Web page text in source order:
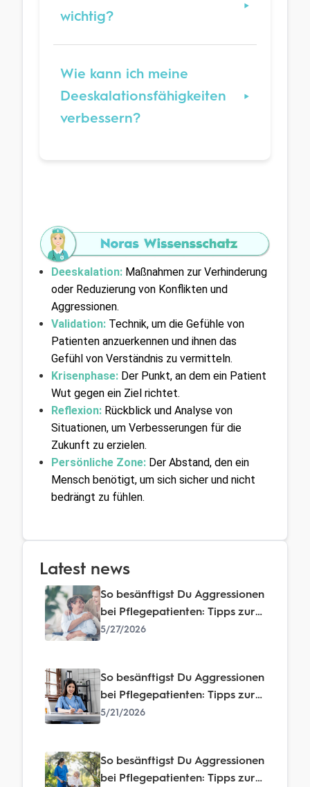
wichtig?
Wie kann ich meine
Deeskalationsfähigkeiten
verbessern?
Deeskalation: Maßnahmen zur Verhinderung
oder Reduzierung von Konflikten und
Aggressionen.
Validation: Technik, um die Gefühle von
Patienten anzuerkennen und ihnen das
Gefühl von Verständnis zu vermitteln.
Krisenphase: Der Punkt, an dem ein Patient
Wut gegen ein Ziel richtet.
Reflexion: Rückblick und Analyse von
Situationen, um Verbesserungen für die
Zukunft zu erzielen.
Persönliche Zone: Der Abstand, den ein
Mensch benötigt, um sich sicher und nicht
bedrängt zu fühlen.
Latest news
So besänftigst Du Aggressionen
bei Pflegepatienten: Tipps zur
erfolgreichen Deeskalation
5/27/2026
So besänftigst Du Aggressionen
bei Pflegepatienten: Tipps zur
erfolgreichen Deeskalation
5/21/2026
So besänftigst Du Aggressionen
bei Pflegepatienten: Tipps zur